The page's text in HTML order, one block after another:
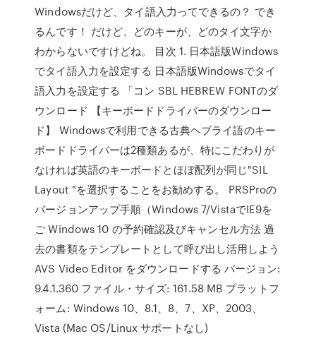
Windowsだけど、タイ語入力ってできるの？ でき
るんです！ だけど、どのキーが、どのタイ文字か
わからないですけどね。 目次 1. 日本語版Windows
でタイ語入力を設定する 日本語版Windowsでタイ
語入力を設定する 「コン SBL HEBREW FONTのダ
ウンロード 【キーボードドライバーのダウンロー
ド】 Windowsで利用できる古典ヘブライ語のキー
ボードドライバーは2種類あるが、特にこだわりが
なければ英語のキーボードとほぼ配列が同じ"SIL
Layout "を選択することをお勧めする。 PRSProの
バージョンアップ手順（Windows 7/VistaでIE9を
ご Windows 10 の予約確認及びキャンセル方法 過
去の書類をテンプレートとして呼び出し活用しよう
AVS Video Editor をダウンロードする バージョン:
9.4.1.360 ファイル・サイズ: 161.58 MB プラットフ
ォーム: Windows 10、8.1、8、7、XP、2003、
Vista (Mac OS/Linux サポートなし)